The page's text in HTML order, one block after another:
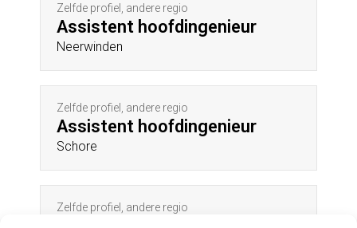
Zelfde profiel, andere regio
Assistent hoofdingenieur
Neerwinden
Zelfde profiel, andere regio
Assistent hoofdingenieur
Schore
Zelfde profiel, andere regio